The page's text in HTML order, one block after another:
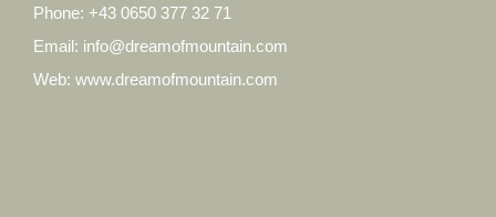
Phone: +43 0650 377 32 71
Email: info@dreamofmountain.com
Web: www.dreamofmountain.com